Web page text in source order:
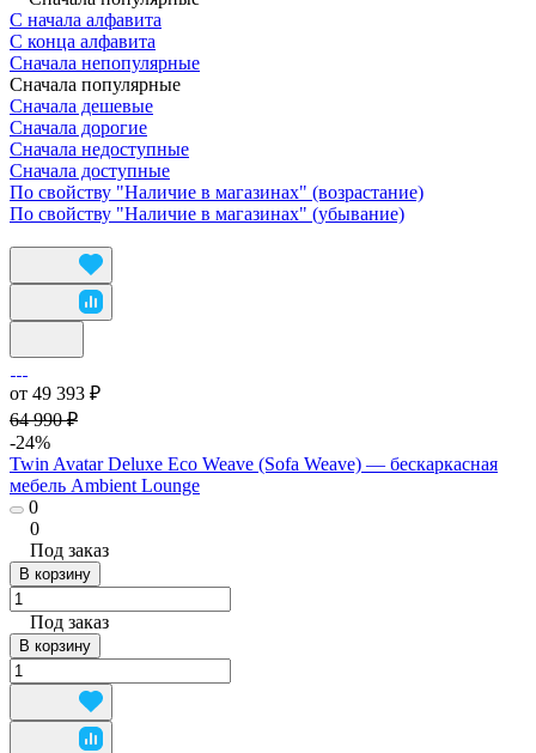
С начала алфавита
С конца алфавита
Сначала непопулярные
Сначала популярные
Сначала дешевые
Сначала дорогие
Сначала недоступные
Сначала доступные
По свойству "Наличие в магазинах" (возрастание)
По свойству "Наличие в магазинах" (убывание)
от 49 393 ₽
64 990 ₽
-24%
Twin Avatar Deluxe Eco Weave (Sofa Weave) — бескаркасная
мебель Ambient Lounge
0
0
Под заказ
В корзину
Под заказ
В корзину